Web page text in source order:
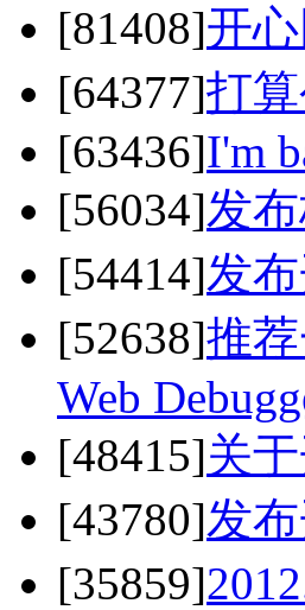
[81408]开
[64377]打
[63436]I'm
[56034]发
[54414]发
[52638]推
Web
[48415]关
[43780]发
[35859]